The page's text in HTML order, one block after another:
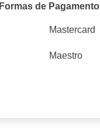
Formas de Pagamento
Mastercard
Maestro